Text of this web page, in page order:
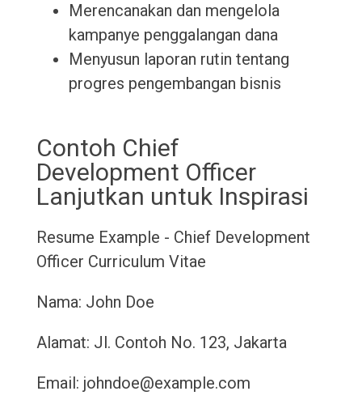
Merencanakan dan mengelola
kampanye penggalangan dana
Menyusun laporan rutin tentang
progres pengembangan bisnis
Contoh Chief
Development Officer
Lanjutkan untuk Inspirasi
Resume Example - Chief Development
Officer Curriculum Vitae
Nama: John Doe
Alamat: Jl. Contoh No. 123, Jakarta
Email: johndoe@example.com